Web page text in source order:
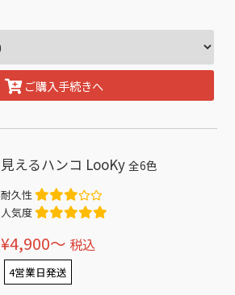
ご購入手続きへ
見えるハンコ LooKy全6色
耐久性
人気度
¥4,900〜 税込
4営業日発送